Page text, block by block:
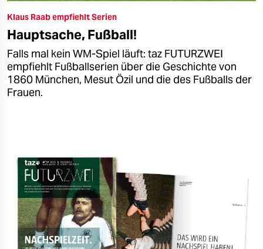
Klaus Raab empfiehlt Serien
Hauptsache, Fußball!
Falls mal kein WM-Spiel läuft: taz FUTURZWEI
empfiehlt Fußballserien über die Geschichte von
1860 München, Mesut Özil und die des Fußballs der
Frauen.